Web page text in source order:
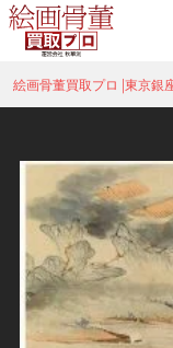
絵画骨董買取プロ |東京銀